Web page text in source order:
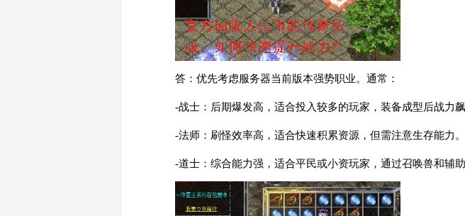
答：优先考虑服务器当前版本强势职业。通常：
-战士：后期爆发高，适合投入较多的玩家，装备成型后战力飙
-法师：刷怪效率高，适合快速积累资源，但需注意生存能力。
-道士：综合能力强，适合平民或小资玩家，通过召唤兽和辅助